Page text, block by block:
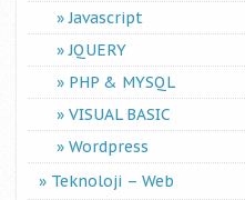
Javascript
JQUERY
PHP & MYSQL
VISUAL BASIC
Wordpress
Teknoloji – Web